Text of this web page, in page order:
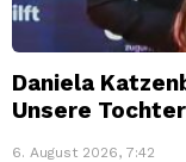
Daniela
Unsere
6. August 2026, 7:42